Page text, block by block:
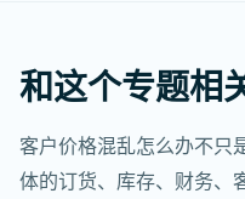
和这个专题相
客户价格混乱怎么办不只
体的订货、库存、财务、